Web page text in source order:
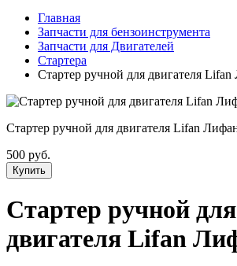
Главная
Запчасти для бензоинструмента
Запчасти для Двигателей
Стартера
Стартер ручной для двигателя
Стартер ручной для двигателя Lifan
500 руб.
Купить
Стартер ручной для
двигателя Lifan